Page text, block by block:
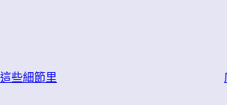
些細節里